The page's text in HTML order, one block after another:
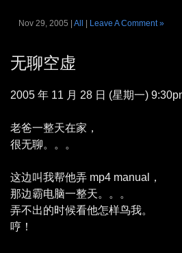
Nov 29, 2005 | All Leave A Comment »
无聊空虚
2005 年 11 月 28 日 (星期一)
老爸一整天在家，
很无聊。。。
这边叫我帮他弄 mp4 manual，
那边霸电脑一整天。。。
弄不出的时候看他怎样鸟我。
哼！